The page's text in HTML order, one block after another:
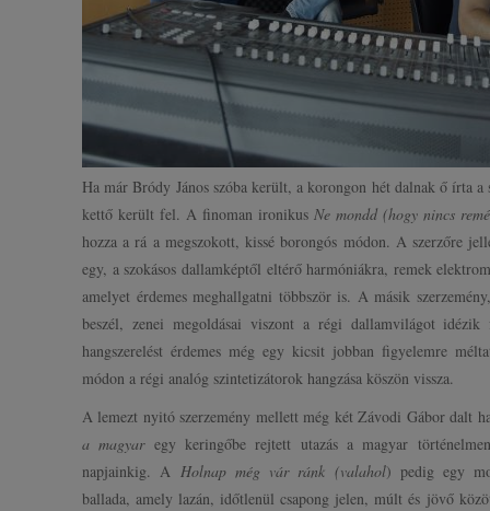
Ha már Bródy János szóba került, a korongon hét dalnak ő írta a
kettő került fel. A finoman ironikus Ne mondd (hogy nincs
hozza a rá a megszokott, kissé borongós módon. A szerzőre
egy, a szokásos dallamképtől eltérő harmóniákra, remek
amelyet érdemes meghallgatni többször is. A másik
beszél, zenei megoldásai viszont a régi dallamvilágot
hangszerelést érdemes még egy kicsit jobban figyelemre
módon a régi analóg szintetizátorok hangzása köszön vissza.
A lemezt nyitó szerzemény mellett még két Závodi Gábor dalt
a magyaregy keringőbe rejtett utazás a magyar
napjainkig. A Holnap még vár ránk (valahol) pedig egy
ballada, amely lazán, időtlenül csapong jelen, múlt és jövő